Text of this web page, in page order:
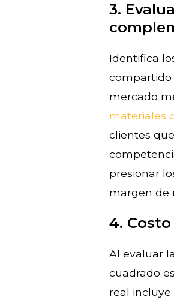
3.
Identifica
compartido
mercado
materiales
clientes
presionar
margen de
4.
Al evaluar
cuadrado
real incluye